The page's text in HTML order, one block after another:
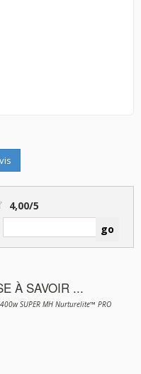
4,00/5
À SAVOIR ...
SUPER MH Nurturelite™ PRO